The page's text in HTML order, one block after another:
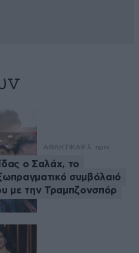
ΑΘΛΗΤΙΚΑ9 λ. πριν
ο Σαλάχ, το
συμβόλαιό
με την Τραμπζονσπόρ